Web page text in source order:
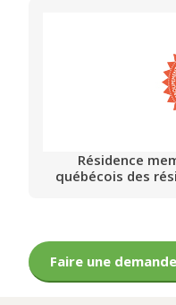
Résidence
québécois des
Faire une